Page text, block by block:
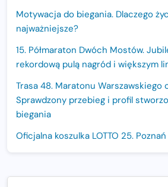
Motywacja do biegania. Dlaczego
najważniejsze?
15. Półmaraton Dwóch Mostów.
rekordową pulą nagród i większym
Trasa 48. Maratonu Warszawskiego
Sprawdzony przebieg i profil
biegania
Oficjalna koszulka LOTTO 25.